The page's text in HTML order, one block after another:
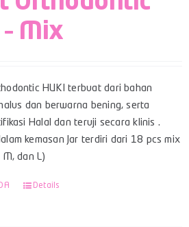
– Mix
HUKI terbuat dari bahan
dan berwarna bening, serta
Halal dan teruji secara klinis .
kemasan Jar terdiri dari 18 pcs mix
M, dan L)
Details